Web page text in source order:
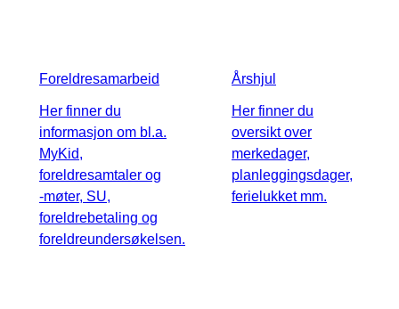
Foreldresamarbeid
Her finner du
informasjon om bl.a.
MyKid,
foreldresamtaler og
-møter, SU,
foreldrebetaling og
foreldreundersøkelsen.
Årshjul
Her finner du
oversikt over
merkedager,
planleggingsdager,
ferielukket mm.